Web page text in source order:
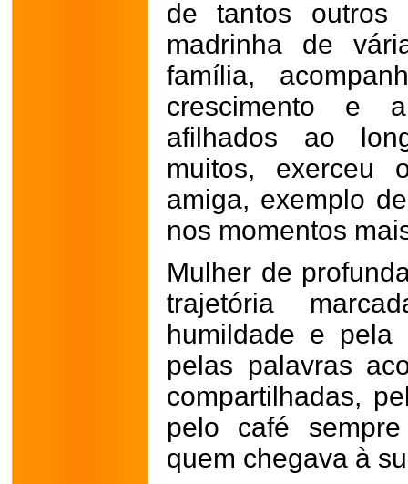
de tantos outros
madrinha de
família,
crescimento e
afilhados ao
muitos, exerceu
amiga, exemplo
nos momentos
Mulher de
trajetória
humildade e pela
pelas palavras
compartilhadas,
pelo café
quem chegava à